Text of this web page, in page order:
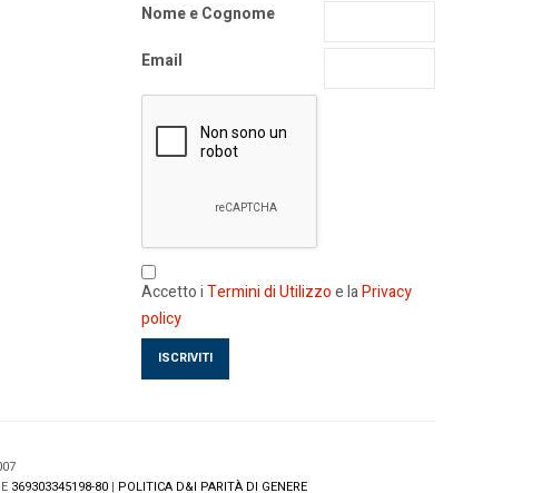
Nome e Cognome
Email
Accetto iTermini di Utilizzoe laPrivacy
policy
369303345198-80 | POLITICA D&I PARITÀ DI GENERE